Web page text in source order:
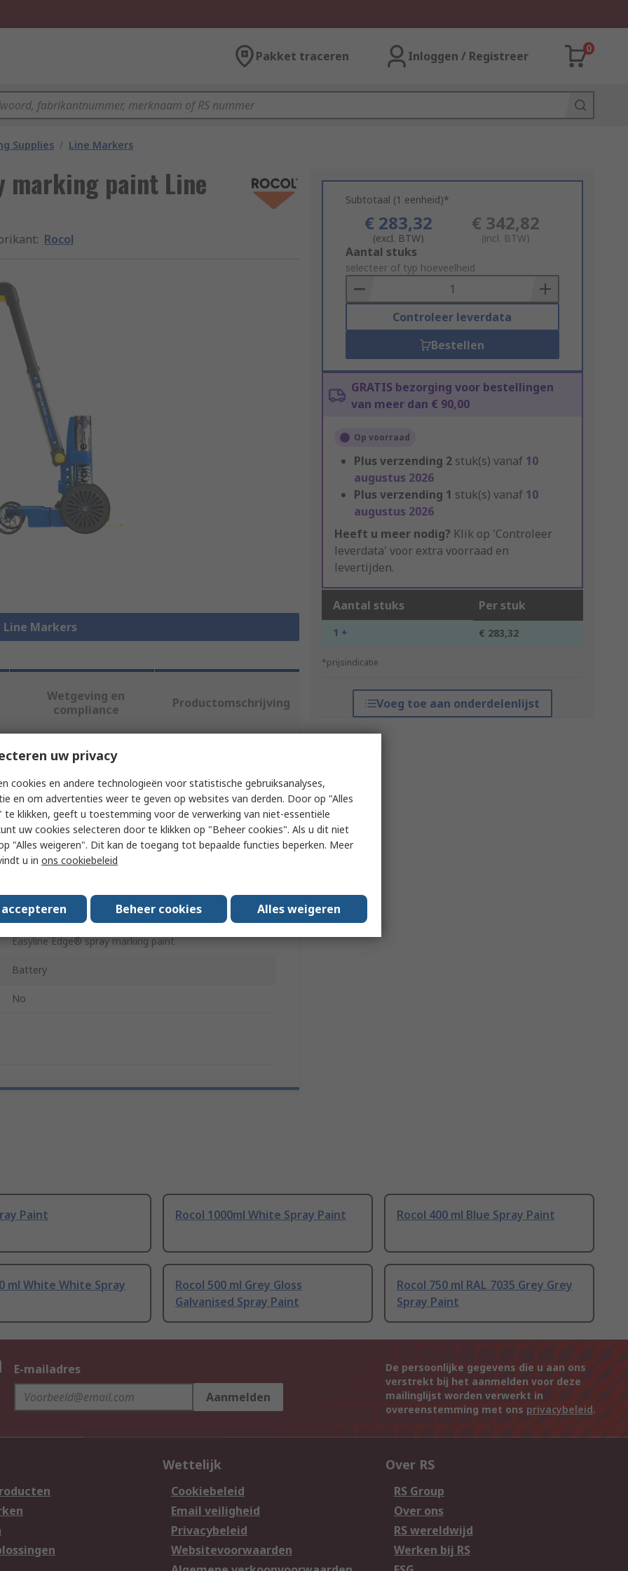
Pakket traceren Inloggen / Registreer
0
Supplies / Line Markers
marking paint Line
: Rocol
Markers
Subtotaal (1 eenheid)*
€ 283,32
(excl. BTW)
€ 342,82
(incl. BTW)
Add
to
Basket
Aantal stuks
selecteer of typ hoeveelheid
Controleer leverdata
Bestellen
GRATIS bezorging voor bestellingen
van meer dan € 90,00
Op voorraad
Plus verzending 2 stuk(s) vanaf 10
augustus 2026
Plus verzending 1 stuk(s) vanaf 10
augustus 2026
Heeft u meer nodig? Klik op 'Controleer
leverdata' voor extra voorraad en
levertijden.
Aantal stuks Per stuk
1 + € 283,32
*prijsindicatie
Voeg toe aan onderdelenlijst
Wetgeving en
compliance
Productomschrijving
kenmerken te selecteren.
Waarde
Rocol
Line Marking Trolley
Blue
Easyline Edge® spray marking paint
Battery
No
Paint Rocol 1000ml White Spray Paint Rocol 400 ml Blue Spray Paint
ml White White Spray
Rocol 500 ml Grey Gloss
Galvanised Spray Paint
Rocol 750 ml RAL 7035 Grey Grey
Spray Paint
E-mailadres
Aanmelden
De persoonlijke gegevens die u aan ons
verstrekt bij het aanmelden voor deze
mailinglijst worden verwerkt in
overeenstemming met ons privacybeleid.
Wettelijk
Cookiebeleid
Email veiligheid
Privacybeleid
Websitevoorwaarden
Over RS
RS Group
Over ons
RS wereldwijd
Werken bij RS
uw privacy
cookies en andere technologieën voor statistische gebruiksanalyses,
en om advertenties weer te geven op websites van derden. Door op "Alles
te klikken, geeft u toestemming voor de verwerking van niet-essentiële
uw cookies selecteren door te klikken op "Beheer cookies". Als u dit niet
"Alles weigeren". Dit kan de toegang tot bepaalde functies beperken. Meer
u in ons cookiebeleid
Beheer cookies Alles weigeren